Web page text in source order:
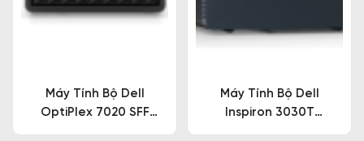
Máy Tính Bộ Dell
OptiPlex 7020 SFF
S7020-14500-08512W-
Máy Tính Bộ Dell
Inspiron 3030T
MTI71027W1 I7-14700